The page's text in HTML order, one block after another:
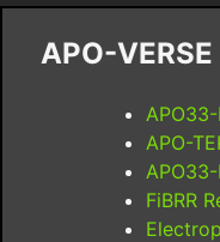
APO-VERSE
APO-
FiBRR